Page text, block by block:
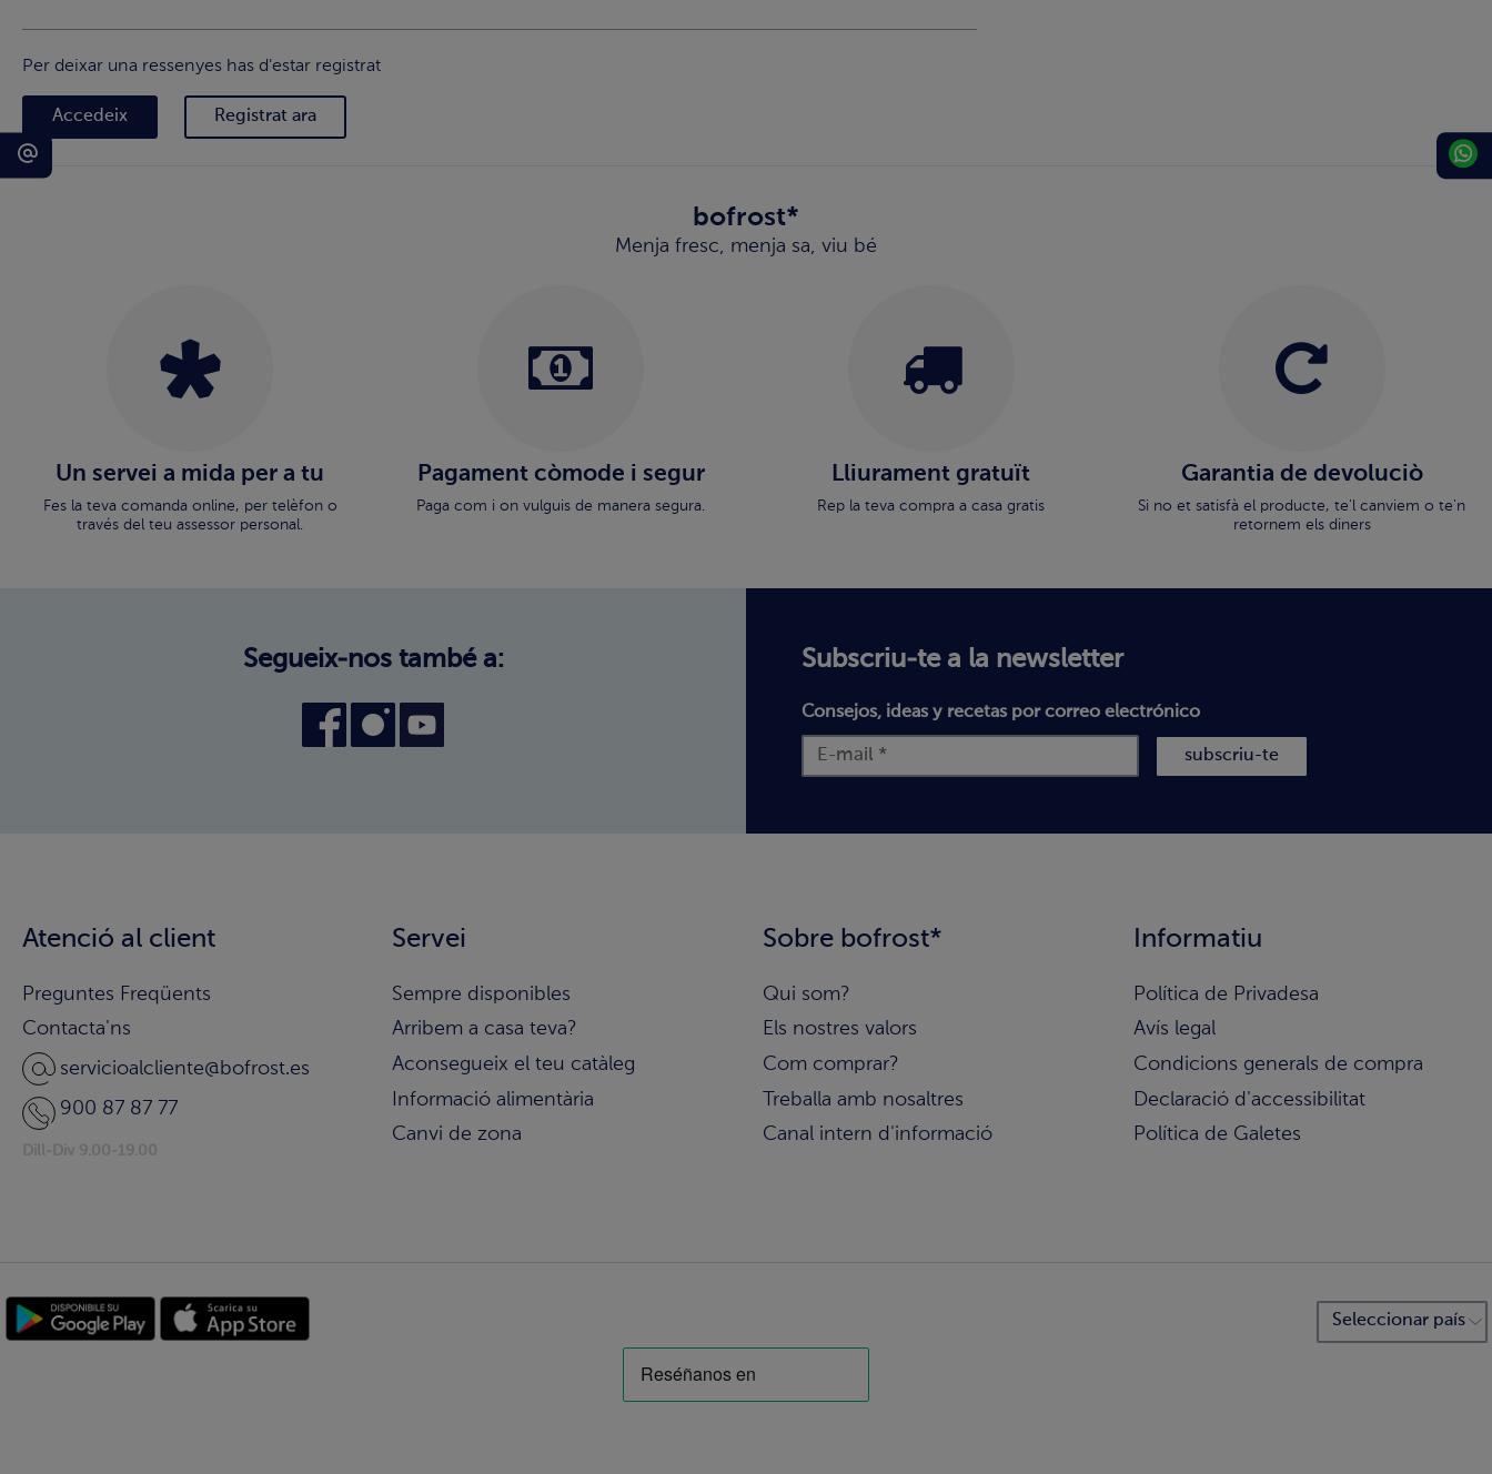
Per deixar una ressenyes has d'estar registrat
Accedeix Registrat ara
bofrost*
Menja fresc, menja sa, viu bé
Un servei a mida per a tu
Fes la teva comanda online, per telèfon o
través del teu assessor personal.
Pagament còmode i segur
Paga com i on vulguis de manera segura.
Lliurament gratuït
Rep la teva compra a casa gratis
Garantia de devoluciò
Si no et satisfà el producte, te'l canviem o te'n
retornem els diners
Atenció al client
Preguntes Freqüents
Contacta'ns
servicioalcliente@bofrost.es
900 87 87 77
Servei
Sempre disponibles
Arribem a casa teva?
Aconsegueix el teu catàleg
Informació alimentària
Canvi de zona
Sobre bofrost*
Qui som?
Els nostres valors
Com comprar?
Treballa amb nosaltres
Canal intern d'informació
Informatiu
Política de Privadesa
Avís legal
Condicions generals de compra
Declaració d'accessibilitat
Política de Galetes
Segueix-nos també a: Subscriu-te a la newsletter
Consejos, ideas y recetas por correo electrónico
subscriu-te